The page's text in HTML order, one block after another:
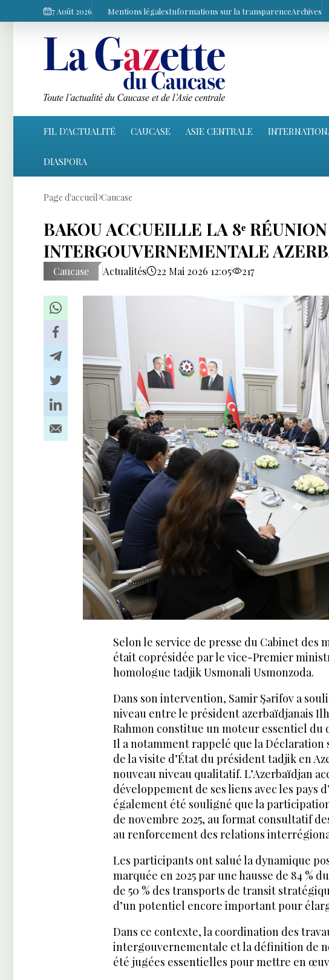
7 Août 2026 Mentions légalesInformations sur la transparenceArchives
FIL D'ACTUALITÉ CAUCASE ASIE CENTRALE
DIASPORA
Page d'accueil Caucase
BAKOU ACCUEILLE LA 8ᵉ
INTERGOUVERNEMENTALE
Caucase Actualités 22 Mai 2026 12:05 217
Selon le service de presse du Cabinet des
était coprésidée par le vice-Premier
homologue tadjik Usmonali Usmonzoda.
Dans son intervention, Samir Şərifov a
niveau entre le président azerbaïdjanais
Rahmon constitue un moteur essentiel
Il a notamment rappelé que la
de la visite d’État du président tadjik en
nouveau niveau qualitatif. L’Azerbaïdjan
développement de ses liens avec les pays
également été souligné que la
de novembre 2025, au format consultatif
au renforcement des relations
Les participants ont salué la dynamique
marquée en 2025 par une hausse de 84
de 50 % des transports de transit
d’un potentiel encore important pour
Dans ce contexte, la coordination des
intergouvernementale et la définition de
été jugées essentielles pour mettre en